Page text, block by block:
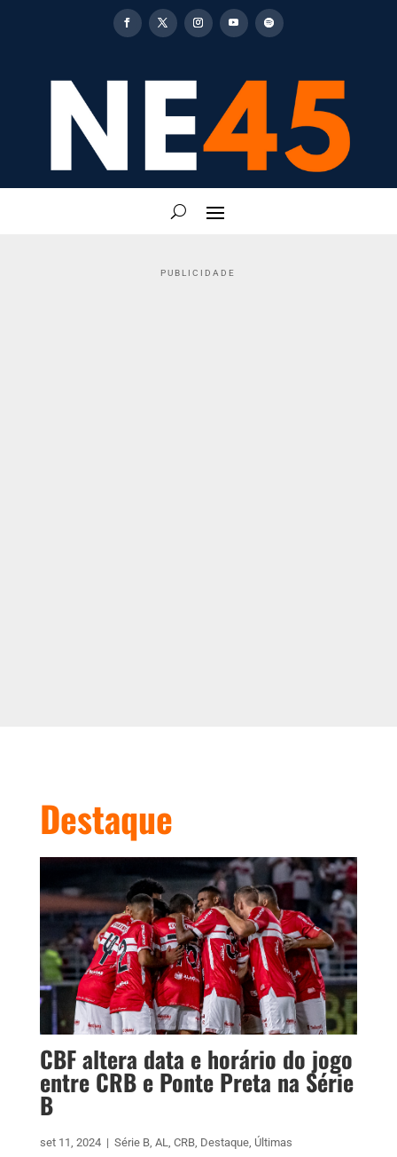
PUBLICIDADE
Destaque
CBF altera data e horário do jogo
entre CRB e Ponte Preta na Série
B
set 11, 2024 | Série B, AL, CRB, Destaque, Últimas